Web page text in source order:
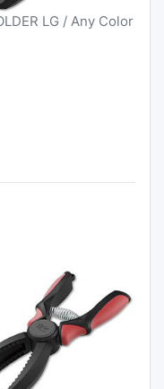
LG / Any Color